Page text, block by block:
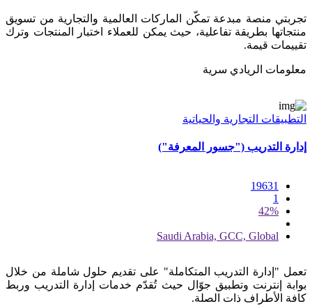
تجربتي منصة مبدعة تمكّن الماركات العالمية والتجارية من تسويق
منتجاتها بطريقة تفاعلية، حيث يمكن للعملاء اختبار المنتجات وترك
تقييمات قيمة.
معلومات الريادي سرية
التطبيقات التجارية والحياتية
إدارة التدريب ("جسور المعرفة")
19631
1
42%
Saudi Arabia, GCC, Global
تعمل "إدارة التدريب المتكاملة" على تقديم حلول شاملة من خلال
بوابة إنترنت وتطبيق جوّال حيث تُقدّم خدمات إدارة التدريب وربط
كافة الأطراف ذات الصلة.